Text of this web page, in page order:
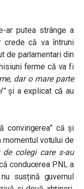
ar putea strânge a
crede că va întruni
de parlamentari din
ferme că va fi
dar o mare parte
și a explicat că au
convingerea” că și
momentul votului de
colegi care s-au
conducerea PNL a
susțină guvernul